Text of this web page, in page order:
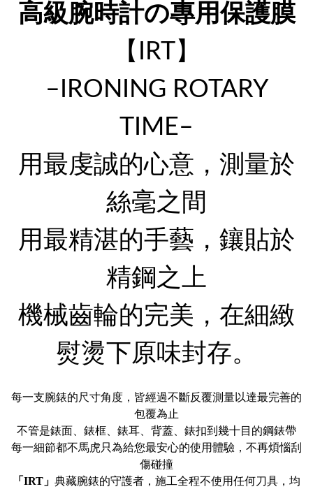
高級腕時計の專用保護膜
【IRT】
–IRONING ROTARY
TIME–
用最虔誠的心意，測量於
絲毫之間
用最精湛的手藝，鑲貼於
精鋼之上
機械齒輪的完美，在細緻
熨燙下原味封存。
每一支腕錶的尺寸角度，皆經過不斷反覆測量以達最完善的
包覆為止
不管是錶面、錶框、錶耳、背蓋、錶扣到幾十目的鋼錶帶
每一細節都不馬虎只為給您最安心的使用體驗，不再煩惱刮
傷碰撞
「IRT」 典藏腕錶的守護者，施工全程不使用任何刀具，均